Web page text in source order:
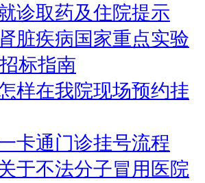
诊取药及住院提示
脏疾病国家重点实验
标指南
样在我院现场预约挂
卡通门诊挂号流程
于不法分子冒用医院